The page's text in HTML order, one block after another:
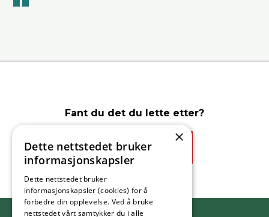
Fant du det du lette etter?
Ja
×
Dette nettstedet bruker
informasjonskapsler
Dette nettstedet bruker
informasjonskapsler (cookies) for å
forbedre din opplevelse. Ved å bruke
nettstedet vårt samtykker du i alle